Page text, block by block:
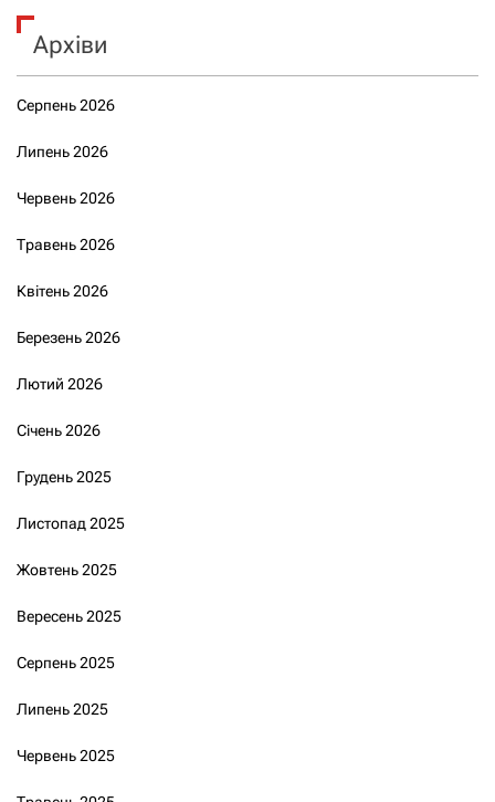
Архіви
Серпень 2026
Липень 2026
Червень 2026
Травень 2026
Квітень 2026
Березень 2026
Лютий 2026
Січень 2026
Грудень 2025
Листопад 2025
Жовтень 2025
Вересень 2025
Серпень 2025
Липень 2025
Червень 2025